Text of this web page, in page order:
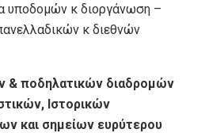
υποδομών κ διοργάνωση –
κ διεθνών
& ποδηλατικών διαδρομών
Ιστορικών
και σημείων ευρύτερου